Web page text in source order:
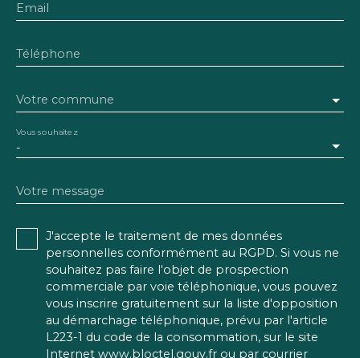
Email
Téléphone
Votre commune
-
Vous souhaitez
Votre message
J'accepte le traitement de mes données
personnelles conformément au RGPD. Si vous ne
souhaitez pas faire l'objet de prospection
commerciale par voie téléphonique, vous pouvez
vous inscrire gratuitement sur la liste d'opposition
au démarchage téléphonique, prévu par l'article
L223-1 du code de la consommation, sur le site
Internet www.bloctel.gouv.fr ou par courrier